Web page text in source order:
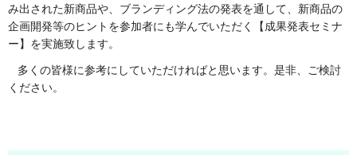
み出された新商品や、ブランディング法の発表を通して、新商品の
企画開発等のヒントを参加者にも学んでいただく【成果発表セミナ
ー】を実施致します。
多くの皆様に参考にしていただければと思います。是非、ご検討
ください。